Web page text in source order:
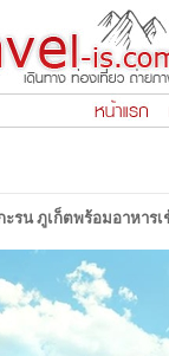
รน ภูเก็ตพร้อมอาหารเ